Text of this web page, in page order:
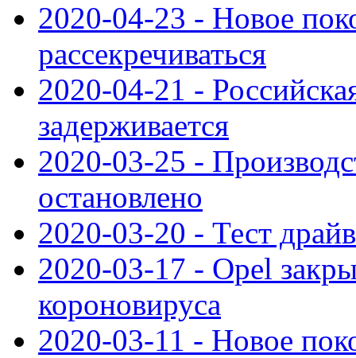
2020-04-23 - Новое
рассекречиваться
2020-04-21 -
задерживается
2020-03-25 -
остановлено
2020-03-20 - Тест
2020-03-17 - Opel
короновируса
2020-03-11 - Новое